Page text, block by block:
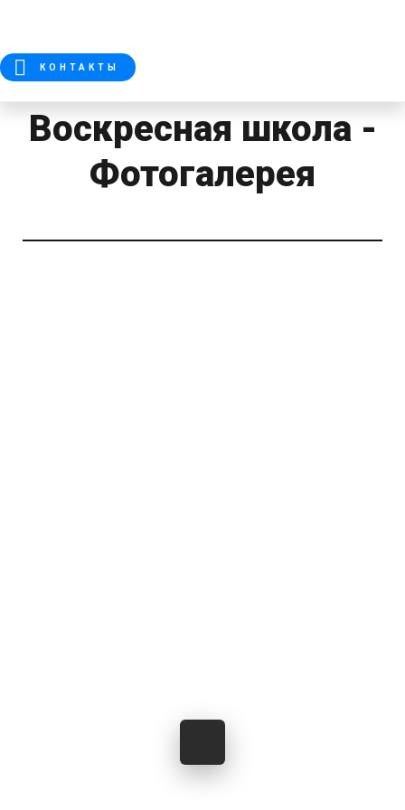
КОНТАКТЫ
Воскресная школа -
Фотогалерея